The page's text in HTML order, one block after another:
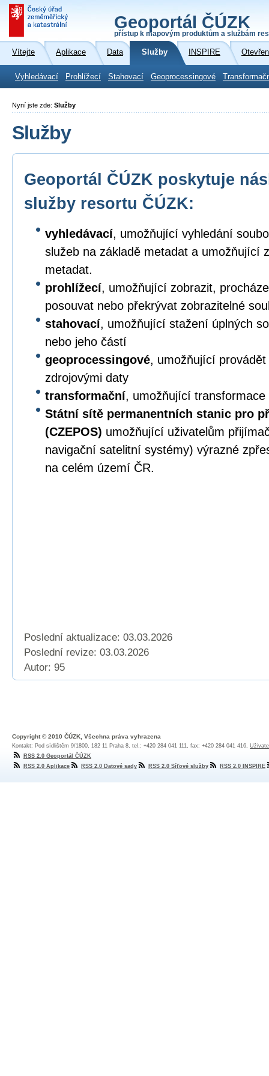
Geoportál ČÚZK
přístup k mapovým produktům a službám
Vítejte Aplikace Data Služby INSPIRE
Vyhledávací Prohlížecí Stahovací Geoprocessingové
Nyní jste zde: Služby
Služby
Geoportál ČÚZK poskytuje
služby resortu ČÚZK:
vyhledávací, umožňující vyhledání
služeb na základě metadat a umožňující
metadat.
prohlížecí, umožňující zobrazit,
posouvat nebo překrývat zobrazitelné
stahovací, umožňující stažení úplných
nebo jeho částí
geoprocessingové, umožňující
zdrojovými daty
transformační, umožňující transformace
Státní sítě permanentních stanic pro
(CZEPOS) umožňující uživatelům
navigační satelitní systémy) výrazné
na celém území ČR.
Poslední aktualizace: 03.03.2026
Poslední revize: 03.03.2026
Autor: 95
Copyright © 2010 ČÚZK, Všechna práva vyhrazena
Kontakt: Pod sídlištěm 9/1800, 182 11 Praha 8, tel.: +420 284 041 111, fax: +420 284 041 416,
RSS 2.0 Geoportál ČÚZK
RSS 2.0 Aplikace
RSS 2.0 Datové sady RSS 2.0 Síťové služby RSS 2.0 INSPIRE